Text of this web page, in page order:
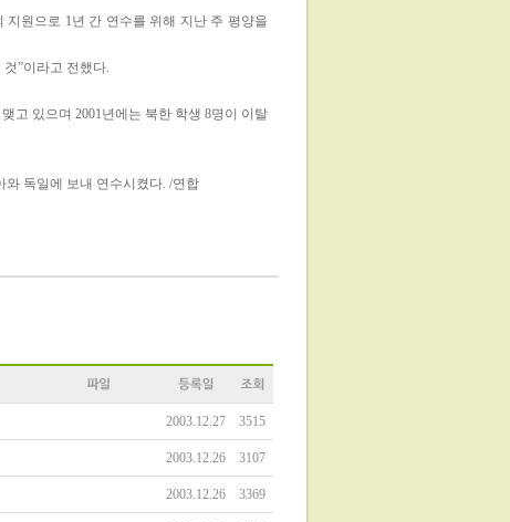
원으로 1년 간 연수를 위해 지난 주 평양을
”이라고 전했다.
고 있으며 2001년에는 북한 학생 8명이 이탈
와 독일에 보내 연수시켰다. /연합
2003.12.27 3515
2003.12.26 3107
2003.12.26 3369